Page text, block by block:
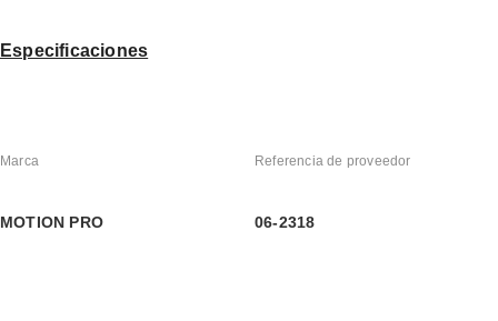
Especificaciones
Marca
MOTION PRO
Referencia de proveedor
06-2318